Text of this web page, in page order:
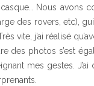
Nous avons
des rovers, etc),
vite, j’ai réalisé
des photos s’est
mes gestes.